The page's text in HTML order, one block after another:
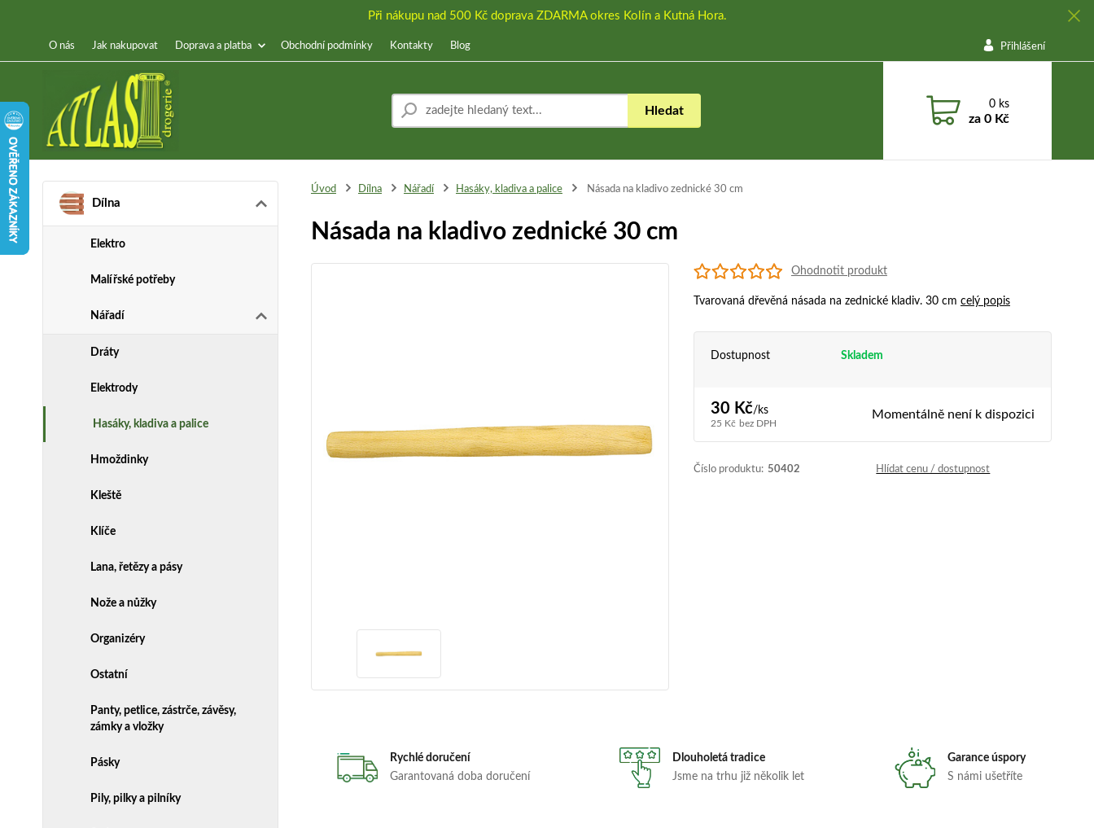
Při nákupu nad 500 Kč doprava ZDARMA okres Kolín a Kutná Hora.
O nás Jak nakupovat Doprava a platba Obchodní podmínky Kontakty Blog Přihlášení
Hledat 0 ks
za0 Kč
Dílna
Elektro
Malířské potřeby
Nářadí
Dráty
Elektrody
Hasáky, kladiva a palice
Hmoždinky
Kleště
Klíče
Lana, řetězy a pásy
Nože a nůžky
Organizéry
Ostatní
Panty, petlice, zástrče, závěsy,
zámky a vložky
Pásky
Pily, pilky a pilníky
Úvod Dílna Nářadí Hasáky, kladiva a palice Násada na kladivo zednické 30 cm
Násada na kladivo zednické 30 cm
Ohodnotit produkt
Tvarovaná dřevěná násada na zednické kladiv. 30 cm celý popis
Dostupnost Skladem
30 Kč/ ks
25 Kč bez DPH
Momentálně není k dispozici
Číslo produktu: 50402 Hlídat cenu / dostupnost
Rychlé doručení
Garantovaná doba doručení
Dlouholetá tradice
Jsme na trhu již několik let
Garance úspory
S námi ušetříte